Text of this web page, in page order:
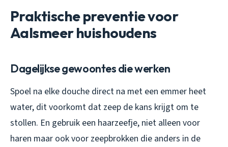
Praktische preventie voor
Aalsmeer huishoudens
Dagelijkse gewoontes die werken
Spoel na elke douche direct na met een emmer heet
water, dit voorkomt dat zeep de kans krijgt om te
stollen. En gebruik een haarzeefje, niet alleen voor
haren maar ook voor zeepbrokken die anders in de